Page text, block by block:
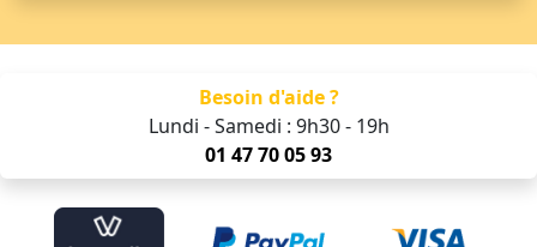
Besoin d'aide ?
Lundi - Samedi : 9h30 - 19h
01 47 70 05 93